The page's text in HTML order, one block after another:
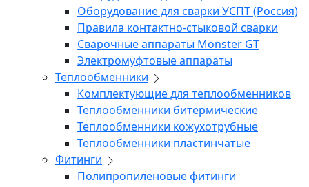
Оборудование для сварки УСПТ (Россия)
Правила контактно-стыковой сварки
Сварочные аппараты Monster GT
Электромуфтовые аппараты
Теплообменники
Комплектующие для теплообменников
Теплообменники битермические
Теплообменники кожухотрубные
Теплообменники пластинчатые
Фитинги
Полипропиленовые фитинги